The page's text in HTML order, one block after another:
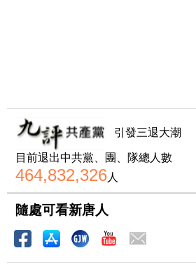
引發三退大潮
目前退出中共黨、團、隊總人數
464,832,326人
隨處可看新唐人